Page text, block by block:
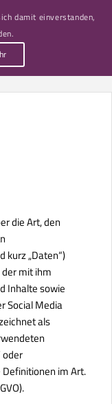
die Art, den
kurz „Daten“)
mit ihm
Inhalte sowie
Social Media
als
oder
im Art.
damit einverstanden,